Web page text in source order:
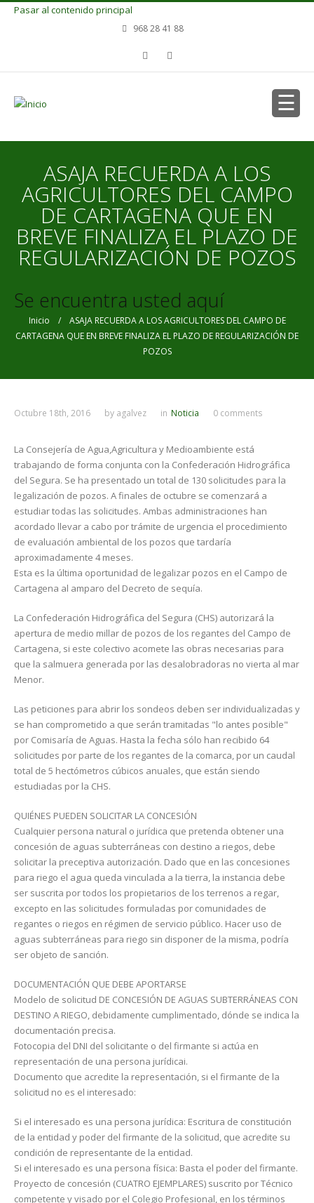
Pasar al contenido principal
968 28 41 88
ASAJA RECUERDA A LOS
AGRICULTORES DEL CAMPO
DE CARTAGENA QUE EN
BREVE FINALIZA EL PLAZO DE
REGULARIZACIÓN DE POZOS
Se encuentra usted aquí
Inicio / ASAJA RECUERDA A LOS AGRICULTORES DEL CAMPO DE
CARTAGENA QUE EN BREVE FINALIZA EL PLAZO DE REGULARIZACIÓN DE
POZOS
Octubre 18th, 2016 by agalvez in Noticia 0 comments
La Consejería de Agua,Agricultura y Medioambiente está
trabajando de forma conjunta con la Confederación Hidrográfica
del Segura. Se ha presentado un total de 130 solicitudes para la
legalización de pozos. A finales de octubre se comenzará a
estudiar todas las solicitudes. Ambas administraciones han
acordado llevar a cabo por trámite de urgencia el procedimiento
de evaluación ambiental de los pozos que tardaría
aproximadamente 4 meses.
Esta es la última oportunidad de legalizar pozos en el Campo de
Cartagena al amparo del Decreto de sequía.
La Confederación Hidrográfica del Segura (CHS) autorizará la
apertura de medio millar de pozos de los regantes del Campo de
Cartagena, si este colectivo acomete las obras necesarias para
que la salmuera generada por las desalobradoras no vierta al mar
Menor.
Las peticiones para abrir los sondeos deben ser individualizadas y
se han comprometido a que serán tramitadas "lo antes posible"
por Comisaría de Aguas. Hasta la fecha sólo han recibido 64
solicitudes por parte de los regantes de la comarca, por un caudal
total de 5 hectómetros cúbicos anuales, que están siendo
estudiadas por la CHS.
QUIÉNES PUEDEN SOLICITAR LA CONCESIÓN
Cualquier persona natural o jurídica que pretenda obtener una
concesión de aguas subterráneas con destino a riegos, debe
solicitar la preceptiva autorización. Dado que en las concesiones
para riego el agua queda vinculada a la tierra, la instancia debe
ser suscrita por todos los propietarios de los terrenos a regar,
excepto en las solicitu­des formuladas por comunidades de
regantes o riegos en régimen de servicio público. Hacer uso de
aguas sub­terráneas para riego sin disponer de la misma, podría
ser objeto de sanción.
DOCUMENTACIÓN QUE DEBE APORTARSE
Modelo de solicitud DE CONCESIÓN DE AGUAS SUBTERRÁNEAS CON
DESTINO A RIEGO, debida­mente cumplimentado, dónde se indica la
docu­mentación precisa.
Fotocopia del DNI del solicitante o del firmante si actúa en
representación de una persona jurídicai.
Documento que acredite la representación, si el firmante de la
solicitud no es el interesado:
Si el interesado es una persona jurídica: Escritura de constitución
de la entidad y poder del firmante de la solicitud, que acredite su
condición de representante de la entidad.
Si el interesado es una persona física: Basta el poder del firmante.
Proyecto de concesión (CUATRO EJEMPLARES) suscrito por Técnico
competente y visado por el Cole­gio Profesional, en los términos